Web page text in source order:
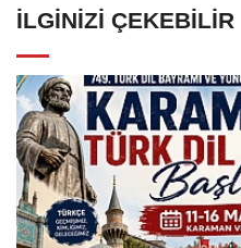
İLGINIZI ÇEKEBILIR